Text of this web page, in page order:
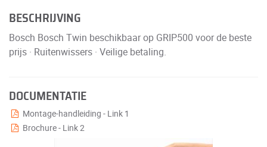
BESCHRIJVING
Bosch Bosch Twin beschikbaar op GRIP500 voor de beste
prijs · Ruitenwissers · Veilige betaling.
DOCUMENTATIE
Montage-handleiding - Link 1
Brochure - Link 2